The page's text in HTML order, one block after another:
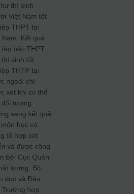
thí sinh
Việt Nam tốt
THPT tại
Nam. Kết quả
tập bậc THPT
thí sinh tốt
THTP tại
ngoài chỉ
xét khi có thể
đổi tương
sang kết quả
học có
tổ hợp xét
và được công
bởi Cục Quản
lượng, Bộ
dục và Đào
Trường hợp